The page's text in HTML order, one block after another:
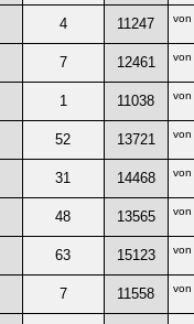
4 11247 von
7 12461 von
1 11038 von
52 13721 von
31 14468 von
48 13565 von
63 15123 von
7 11558 von